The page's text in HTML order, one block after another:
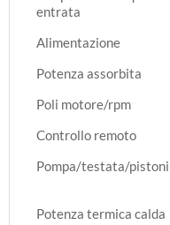
entrata
Alimentazione
Potenza assorbita
Poli motore/rpm
Controllo remoto
Pompa/testata/pistoni
Potenza termica calda